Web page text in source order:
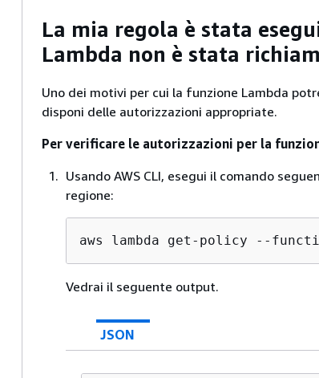
La mia regola è stata
Lambda non è stata
Uno dei motivi per cui la funzione Lambda
disponi delle autorizzazioni appropriate.
Per verificare le autorizzazioni per la
Usando AWS CLI, esegui il comando
regione:
aws lambda get-policy --
Vedrai il seguente output.
JSON